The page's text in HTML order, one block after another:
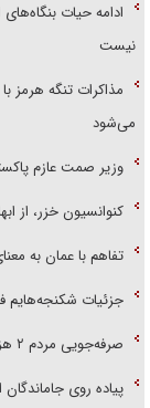
ادامه حیات
نیست
مذاکرات تنگه هرمز
می‌شود
وزیر صمت عازم
کنوانسیون خزر، از
تفاهم با عمان به
جزئیات شکنجه‌هایم
صرفه‌جویی مردم ۲ هزار مگاوات برق تولید کرد
پیاده روی